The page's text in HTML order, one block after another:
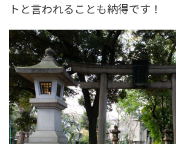
トと言われることも納得です！